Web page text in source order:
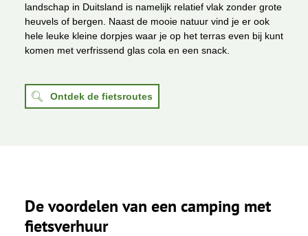
landschap in Duitsland is namelijk relatief vlak zonder grote
heuvels of bergen. Naast de mooie natuur vind je er ook
hele leuke kleine dorpjes waar je op het terras even bij kunt
komen met verfrissend glas cola en een snack.
Ontdek de fietsroutes
De voordelen van een camping met
fietsverhuur